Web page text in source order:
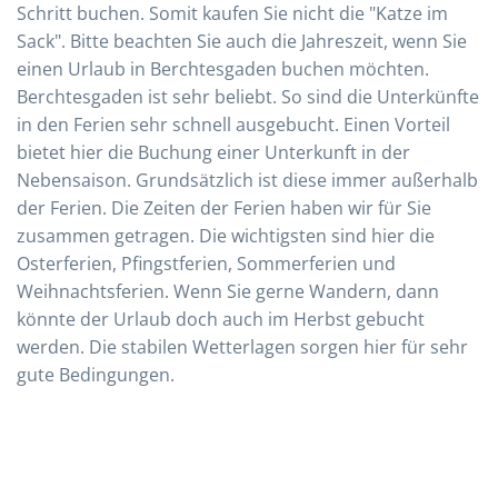
Schritt buchen. Somit kaufen Sie nicht die "Katze im
Sack". Bitte beachten Sie auch die Jahreszeit, wenn Sie
einen Urlaub in Berchtesgaden buchen möchten.
Berchtesgaden ist sehr beliebt. So sind die Unterkünfte
in den Ferien sehr schnell ausgebucht. Einen Vorteil
bietet hier die Buchung einer Unterkunft in der
Nebensaison. Grundsätzlich ist diese immer außerhalb
der Ferien. Die Zeiten der Ferien haben wir für Sie
zusammen getragen. Die wichtigsten sind hier die
Osterferien, Pfingstferien, Sommerferien und
Weihnachtsferien. Wenn Sie gerne Wandern, dann
könnte der Urlaub doch auch im Herbst gebucht
werden. Die stabilen Wetterlagen sorgen hier für sehr
gute Bedingungen.